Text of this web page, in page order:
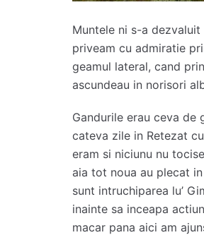
Muntele ni s-a
priveam cu admiratie
geamul lateral, cand
ascundeau in norisori
Gandurile erau ceva
cateva zile in Retezat
eram si niciunu nu
aia tot noua au plecat
sunt intruchiparea lu’
inainte sa inceapa
macar pana aici am